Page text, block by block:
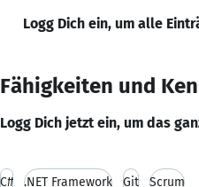
Logg Dich ein, um alle
Fähigkeiten und
Logg Dich jetzt ein, um das
C# .NET Framework Git Scrum